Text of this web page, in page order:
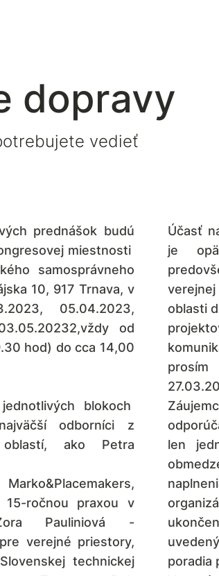
dopravy
vedieť
prednášok budú
miestnosti
samosprávneho
10, 917 Trnava, v
05.04.2023,
od
hod) do cca 14,00
blokoch
odborníci z
oblastí, ako Petra
ročnou praxou v
Pauliniová -
verejné priestory,
technickej
Účasť
je
oblasti
len
poradia